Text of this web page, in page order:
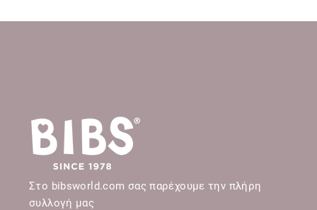
Στο bibsworld.com σας παρέχουμε την πλήρη
συλλογή μας